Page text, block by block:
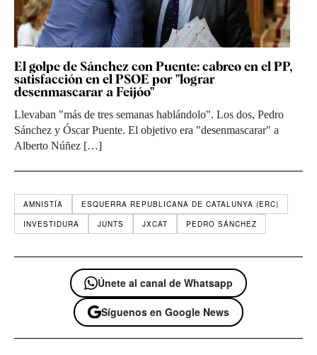
El golpe de Sánchez con Puente: cabreo en el PP,
satisfacción en el PSOE por "lograr
desenmascarar a Feijóo"
Llevaban "más de tres semanas hablándolo". Los dos, Pedro
Sánchez y Óscar Puente. El objetivo era "desenmascarar" a
Alberto Núñez […]
AMNISTÍA
ESQUERRA REPUBLICANA DE CATALUNYA (ERC)
INVESTIDURA
JUNTS JXCAT PEDRO SÁNCHEZ
Únete al canal de Whatsapp
Síguenos en Google News